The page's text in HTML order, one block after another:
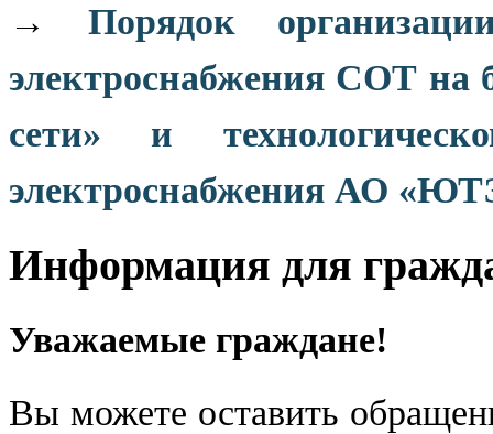
→ Порядок
электроснабжения СОТ
сети» и
электроснабжения АО
Информация для
Уважаемые граждане!
Вы можете оставить